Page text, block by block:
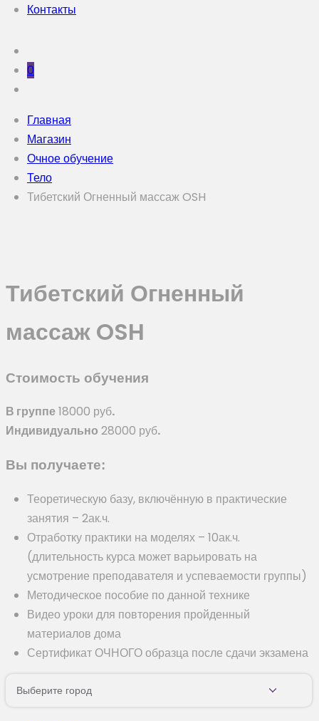
Контакты
0
Главная
Магазин
Очное обучение
Тело
Тибетский Огненный массаж OSH
Тибетский Огненный
массаж OSH
Стоимость обучения
В группе18000 руб.
Индивидуально 28000 руб.
Вы получаете:
Теоретическую базу, включённую в практические
занятия – 2ак.ч.
Отработку практики на моделях – 10ак.ч.
(длительность курса может варьировать на
усмотрение преподавателя и успеваемости группы)
Методическое пособие по данной технике
Видео уроки для повторения пройденный
материалов дома
Сертификат ОЧНОГО образца после сдачи экзамена
Выберите город